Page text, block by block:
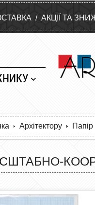
/ АКЦІЇ ТА
Архітектору Папір